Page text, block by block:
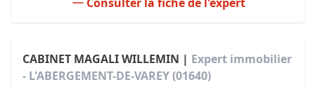
CABINET MAGALI WILLEMIN | Expert immobilier
- L'ABERGEMENT-DE-VAREY (01640)